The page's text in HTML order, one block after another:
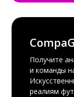
Получите
и команды
реалиям